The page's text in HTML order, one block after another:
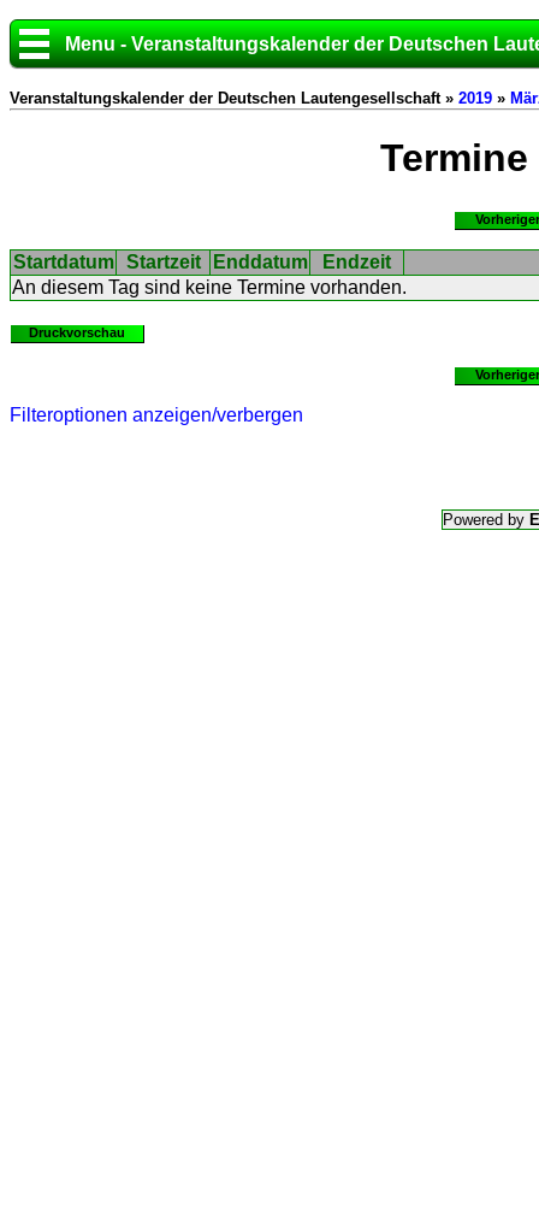
Menu - Veranstaltungskalender der Deutschen
Veranstaltungskalender der Deutschen Lautengesellschaft » 2019 »
Termine
Startdatum Startzeit Enddatum
Endzeit
An diesem Tag sind keine Termine vorhanden.
Druckvorschau
Filteroptionen anzeigen/verbergen
Powered by